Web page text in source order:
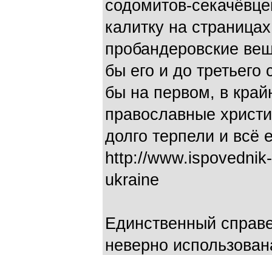
содомитов-
калитку на
пробандеровские
бы его и до
бы на первом, в
православные
долго терпели и всё
http://
ukraine
Единственный
неверно